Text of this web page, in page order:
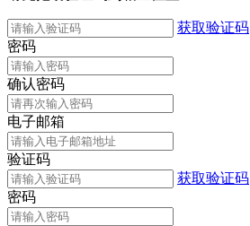
获取验证码
密码
确认密码
电子邮箱
验证码
获取验证码
密码